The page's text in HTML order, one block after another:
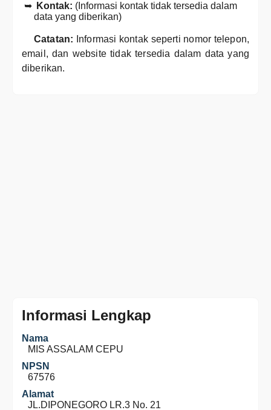
Kontak: (Informasi kontak tidak tersedia dalam
data yang diberikan)
Catatan: Informasi kontak seperti nomor telepon,
email, dan website tidak tersedia dalam data yang
diberikan.
Informasi Lengkap
Nama
MIS ASSALAM CEPU
NPSN
67576
Alamat
JL.DIPONEGORO LR.3 No. 21